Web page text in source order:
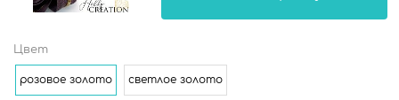
Цвет
розовое золото светлое золото